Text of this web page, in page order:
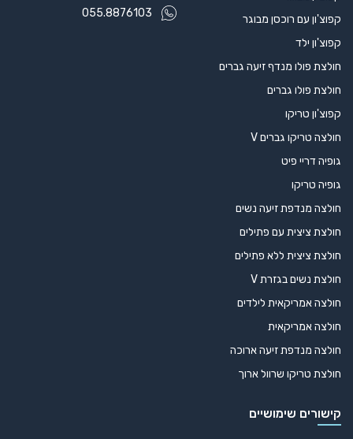
קפוצ'ון עם רוכסן מבוגר
קפוצ'ון ילד
חולצת פולו מנדף זיעה גברים
חולצת פולו גברים
קפוצ'ון טריקו
חולצה טריקו גברים V
גופיה דריי פיט
גופיה טריקו
חולצה מנדפת זיעה נשים
חולצת ציצית עם פתילים
חולצת ציצית ללא פתילים
חולצת נשים בגזרת V
חולצה אמריקאית לילדים
חולצה אמריקאית
חולצה מנדפת זיעה ארוכה
חולצת טריקו שרוול ארוך
קישורים שימושיים
055.8876103